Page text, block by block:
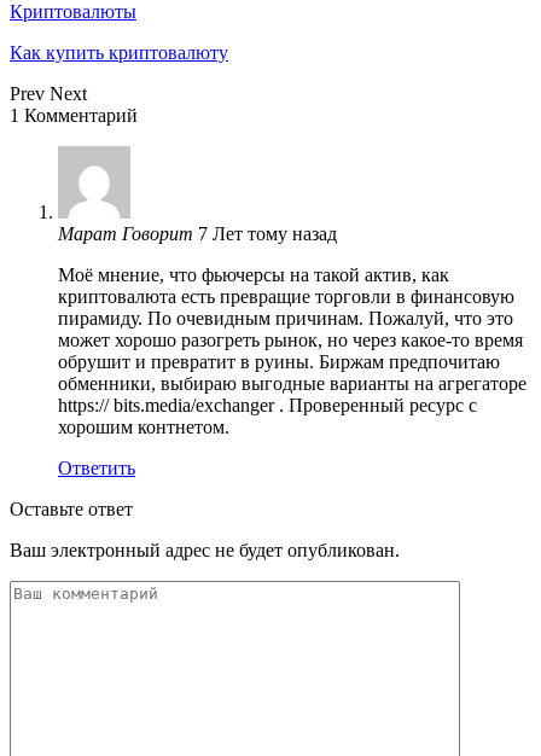
Криптовалюты
Как купить криптовалюту
Prev Next
1 Комментарий
Марат Говорит 7 Лет тому назад
Моё мнение, что фьючерсы на такой актив, как
криптовалюта есть превращие торговли в финансовую
пирамиду. По очевидным причинам. Пожалуй, что это
может хорошо разогреть рынок, но через какое-то время
обрушит и превратит в руины. Биржам предпочитаю
обменники, выбираю выгодные варианты на агрегаторе
https:// bits.media/exchanger . Проверенный ресурс с
хорошим контнетом.
Ответить
Оставьте ответ
Ваш электронный адрес не будет опубликован.